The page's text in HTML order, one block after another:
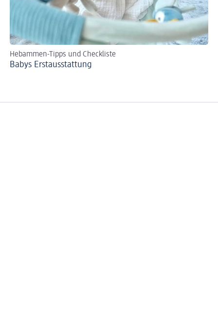
Hebammen-Tipps und Checkliste
Babys Erst­aus­stattung